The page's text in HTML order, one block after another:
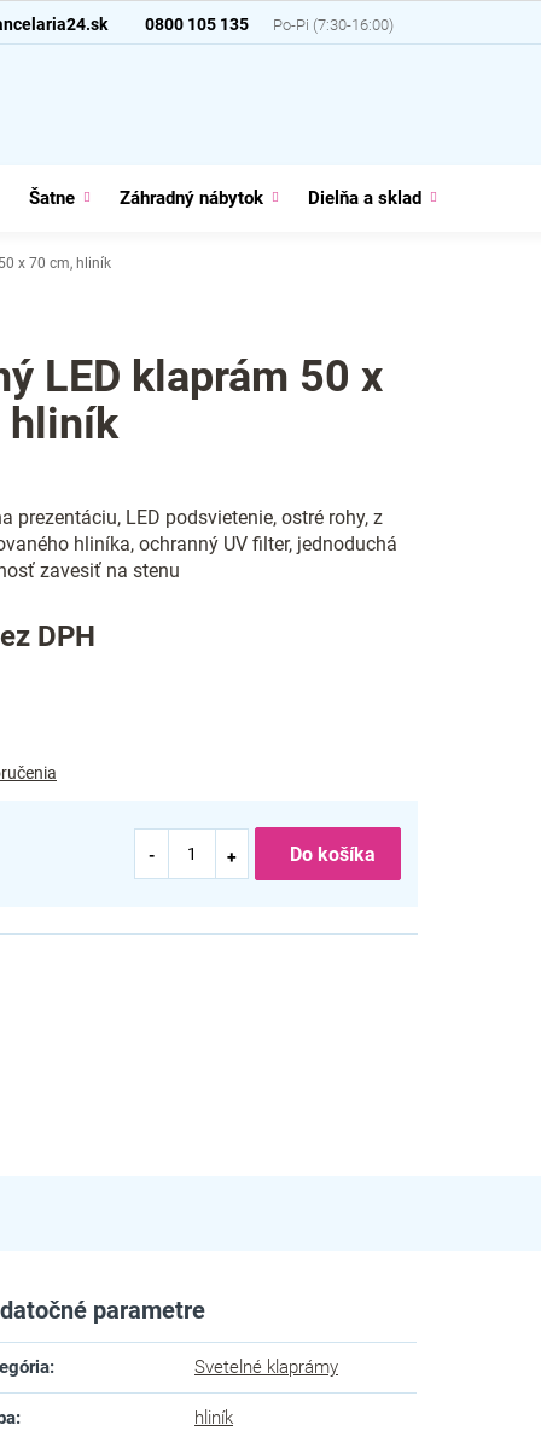
0800 105 135
Šatne Záhradný nábytok Dielňa a sklad
x 70 cm, hliník
LED klaprám 50 x
hliník
prezentáciu, LED podsvietenie, ostré rohy, z
hliníka, ochranný UV filter, jednoduchá
zavesiť na stenu
DPH
Do košíka
parametre
: Svetelné klaprámy
: hliník